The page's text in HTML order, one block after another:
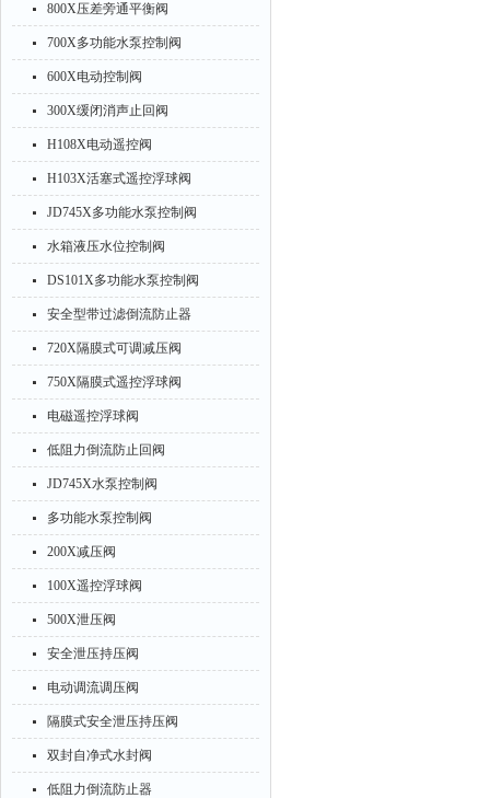
800X压差旁通平衡阀
700X多功能水泵控制阀
600X电动控制阀
300X缓闭消声止回阀
H108X电动遥控阀
H103X活塞式遥控浮球阀
JD745X多功能水泵控制阀
水箱液压水位控制阀
DS101X多功能水泵控制阀
安全型带过滤倒流防止器
720X隔膜式可调减压阀
750X隔膜式遥控浮球阀
电磁遥控浮球阀
低阻力倒流防止回阀
JD745X水泵控制阀
多功能水泵控制阀
200X减压阀
100X遥控浮球阀
500X泄压阀
安全泄压持压阀
电动调流调压阀
隔膜式安全泄压持压阀
双封自净式水封阀
低阻力倒流防止器